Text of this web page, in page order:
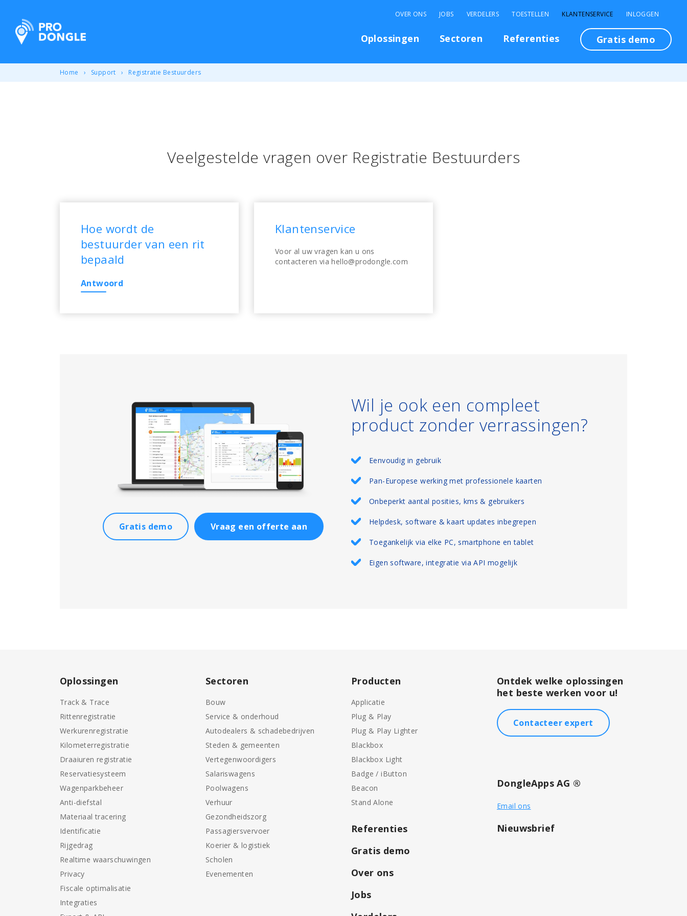
ProDongle Track & Trace
Oplossingen Sectoren Referenties Gratis demo
OVER ONS JOBS VERDELERS TOESTELLEN KLANTENSERVICE INLOGGEN
Home Support Registratie Bestuurders
Veelgestelde vragen over Registratie Bestuurders
Hoe wordt de
bestuurder van een rit
bepaald
Antwoord
Klantenservice
Voor al uw vragen kan u ons
contacteren via hello@prodongle.com
Gratis demo Vraag een offerte aan
Wil je ook een compleet
product zonder verrassingen?
Eenvoudig in gebruik
Pan-Europese werking met professionele kaarten
Onbeperkt aantal posities, kms & gebruikers
Helpdesk, software & kaart updates inbegrepen
Toegankelijk via elke PC, smartphone en tablet
Eigen software, integratie via API mogelijk
Oplossingen
Track & Trace
Rittenregistratie
Werkurenregistratie
Kilometerregistratie
Draaiuren registratie
Reservatiesysteem
Wagenparkbeheer
Anti-diefstal
Materiaal tracering
Identificatie
Rijgedrag
Realtime waarschuwingen
Privacy
Fiscale optimalisatie
Integraties
Sectoren
Bouw
Service & onderhoud
Autodealers & schadebedrijven
Steden & gemeenten
Vertegenwoordigers
Salariswagens
Poolwagens
Verhuur
Gezondheidszorg
Passagiersvervoer
Koerier & logistiek
Scholen
Evenementen
Producten
Applicatie
Plug & Play
Plug & Play Lighter
Blackbox
Blackbox Light
Badge / iButton
Beacon
Stand Alone
Referenties
Gratis demo
Over ons
Jobs
Ontdek welke oplossingen
het beste werken voor u!
Contacteer expert
DongleApps AG ®
Email ons
Nieuwsbrief